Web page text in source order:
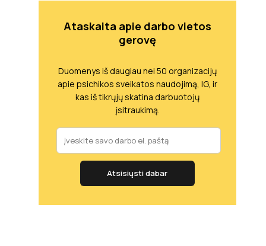
Ataskaita apie darbo vietos
gerovę
Duomenys iš daugiau nei 50 organizacijų
apie psichikos sveikatos naudojimą, IG, ir
kas iš tikrųjų skatina darbuotojų
įsitraukimą.
Atsisiųsti dabar